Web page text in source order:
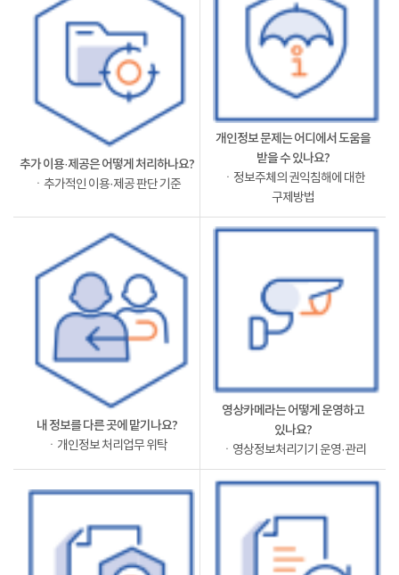
추가 이용·제공은 어떻게 처리하나요?
ㆍ추가적인 이용·제공 판단 기준
개인정보 문제는 어디에서 도움을
받을 수 있나요?
ㆍ정보주체의 권익침해에 대한
구제방법
내 정보를 다른 곳에 맡기나요?
ㆍ개인정보 처리업무 위탁
영상카메라는 어떻게 운영하고
있나요?
ㆍ영상정보처리기기 운영·관리